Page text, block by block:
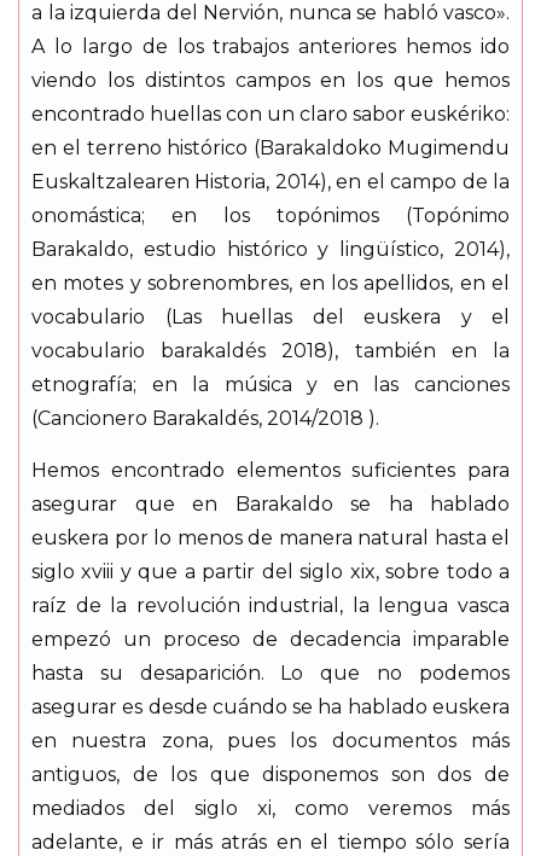
a la izquierda del Nervión, nunca se habló vasco».
A lo largo de los trabajos anteriores hemos ido
viendo los distintos campos en los que hemos
encontrado huellas con un claro sabor euskériko:
en el terreno histórico (Barakaldoko Mugimendu
Euskaltzalearen Historia, 2014), en el campo de la
onomástica; en los topónimos (Topónimo
Barakaldo, estudio histórico y lingüístico, 2014),
en motes y sobrenombres, en los apellidos, en el
vocabulario (Las huellas del euskera y el
vocabulario barakaldés 2018), también en la
etnografía; en la música y en las canciones
(Cancionero Barakaldés, 2014/2018 ).
Hemos encontrado elementos suficientes para
asegurar que en Barakaldo se ha hablado
euskera por lo menos de manera natural hasta el
siglo xviii y que a partir del siglo xix, sobre todo a
raíz de la revolución industrial, la lengua vasca
empezó un proceso de decadencia imparable
hasta su desaparición. Lo que no podemos
asegurar es desde cuándo se ha hablado euskera
en nuestra zona, pues los documentos más
antiguos, de los que disponemos son dos de
mediados del siglo xi, como veremos más
adelante, e ir más atrás en el tiempo sólo sería